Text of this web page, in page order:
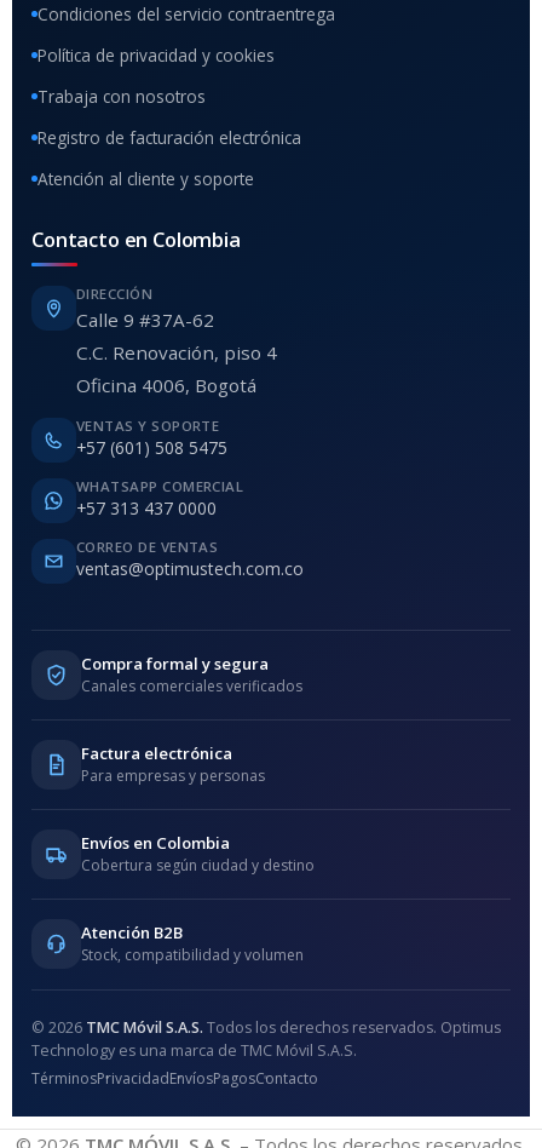
Condiciones del servicio contraentrega
Política de privacidad y cookies
Trabaja con nosotros
Registro de facturación electrónica
Atención al cliente y soporte
Contacto en Colombia
DIRECCIÓN
Calle 9 #37A-62
C.C. Renovación, piso 4
Oficina 4006, Bogotá
VENTAS Y SOPORTE
+57 (601) 508 5475
WHATSAPP COMERCIAL
+57 313 437 0000
CORREO DE VENTAS
ventas@optimustech.com.co
Compra formal y segura
Canales comerciales verificados
Factura electrónica
Para empresas y personas
Envíos en Colombia
Cobertura según ciudad y destino
Atención B2B
Stock, compatibilidad y volumen
© 2026 TMC Móvil S.A.S. Todos los derechos reservados. Optimus
Technology es una marca de TMC Móvil S.A.S.
TérminosPrivacidadEnvíosPagosContacto